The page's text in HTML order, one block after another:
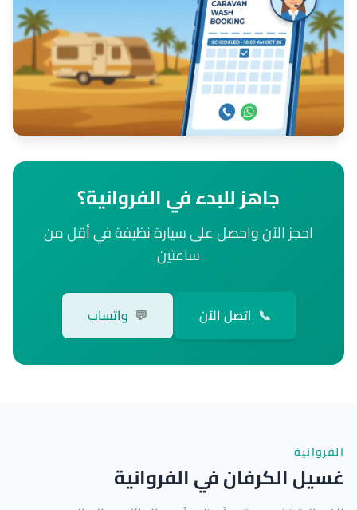
جاهز للبدء في الفروانية؟
احجز الآن واحصل على سيارة نظيفة في أقل من
ساعتين
📞 اتصل الآن 💬 واتساب
الفروانية
غسيل الكرفان في الفروانية